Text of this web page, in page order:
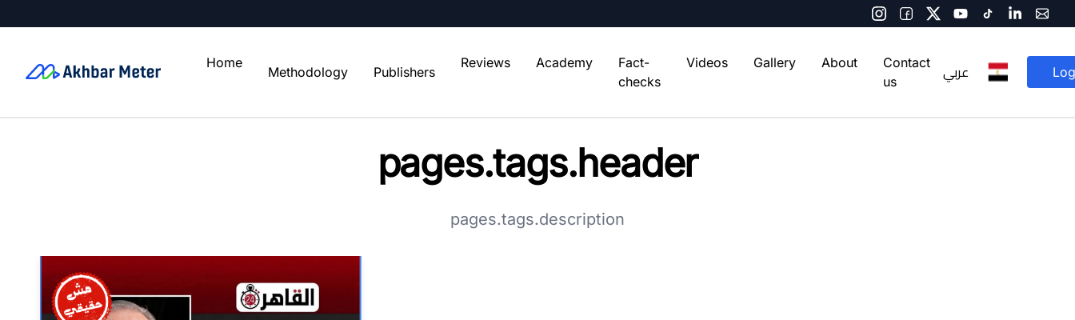
Home
Methodology Publishers
Reviews Academy
Fact-
checks
Videos Gallery About
Contact
us
عربي
pages.tags.header
pages.tags.description